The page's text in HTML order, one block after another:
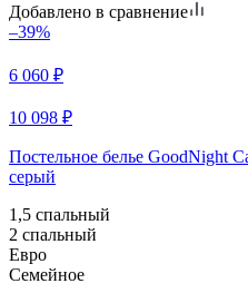
Добавлено в сравнение
–39%
6 060 ₽
10 098 ₽
Постельное белье GoodNight
серый
1,5 спальный
2 спальный
Евро
Семейное